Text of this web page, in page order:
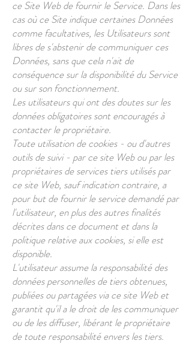
ce Site Web de fournir le Service. Dans les
cas où ce Site indique certaines Données
comme facultatives, les Utilisateurs sont
libres de s'abstenir de communiquer ces
Données, sans que cela n'ait de
conséquence sur la disponibilité du Service
ou sur son fonctionnement.
Les utilisateurs qui ont des doutes sur les
données obligatoires sont encouragés à
contacter le propriétaire.
Toute utilisation de cookies - ou d'autres
outils de suivi - par ce site Web ou par les
propriétaires de services tiers utilisés par
ce site Web, sauf indication contraire, a
pour but de fournir le service demandé par
l'utilisateur, en plus des autres finalités
décrites dans ce document et dans la
politique relative aux cookies, si elle est
disponible.
L'utilisateur assume la responsabilité des
données personnelles de tiers obtenues,
publiées ou partagées via ce site Web et
garantit qu'il a le droit de les communiquer
ou de les diffuser, libérant le propriétaire
de toute responsabilité envers les tiers.